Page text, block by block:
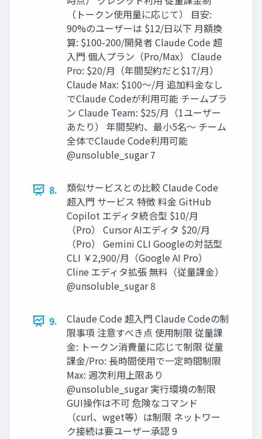
（トークン使用量に応じて） 目安:
90%のユーザーは $12/日以下 月額換
算: $100-200/開発者 Claude Code 超
入門 個人プラン（Pro/Max） Claude
Pro: $20/月（年間契約だと$17/月）
Claude Max: $100〜/月 追加料金なし
でClaude Codeが利用可能 チームプラ
ン Claude Team: $25/月（1ユーザー
あたり） 年間契約、最小5名〜 チーム
全体でClaude Code利用可能
@unsoluble_sugar 7
8.
類似サービスとの比較 Claude Code
超入門 サービス 特徴 料金 GitHub
Copilot エディタ統合型 $10/月
（Pro） Cursor AIエディタ $20/月
（Pro） Gemini CLI Googleの対話型
CLI ￥2,900/月（Google AI Pro）
Cline エディタ拡張 無料（従量課金）
@unsoluble_sugar 8
9.
Claude Code 超入門 Claude Codeの制
限事項 注意すべき点 使用制限 従量課
金: トークン消費量に応じて制限 従量
課金/Pro: 長時間使用で一定時間制限
Max: 週次利用上限あり
@unsoluble_sugar 実行環境の制限
GUI操作は不可 危険なコマンド
（curl、wget等）は制限 ネットワー
ク接続は要ユーザー承認 9